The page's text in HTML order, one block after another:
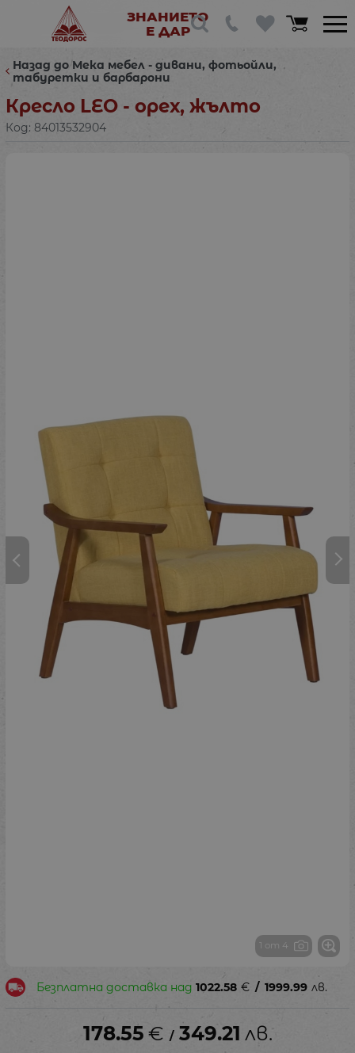
ЗНАНИЕТО
Е ДАР
Назад до Мека мебел - дивани, фотьойли,
табуретки и барбарони
Кресло LEO - орех, жълто
Код: 84013532904
1 от 4
Безплатна доставка над 1022.58 € / 1999.99 лв.
178.55 € / 349.21 лв.